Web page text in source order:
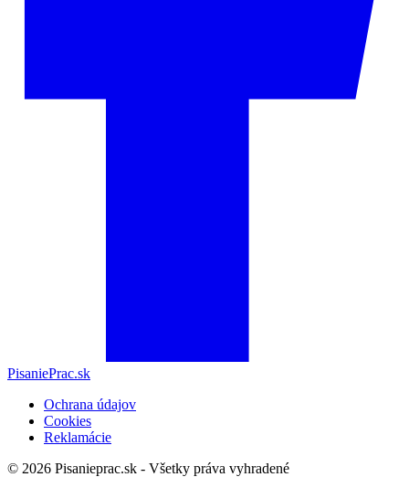
PisaniePrac.sk
Ochrana údajov
Cookies
Reklamácie
© 2026 Pisanieprac.sk - Všetky práva vyhradené